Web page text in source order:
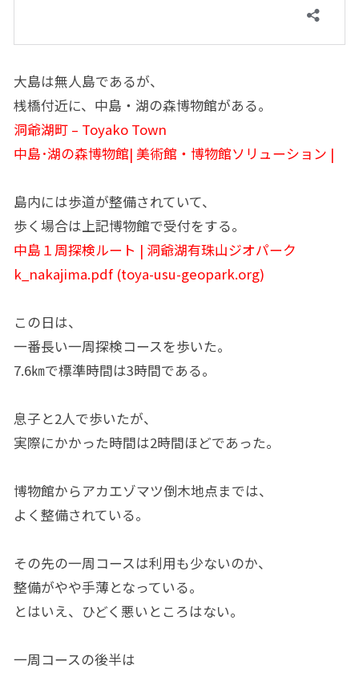
大島は無人島であるが、
桟橋付近に、中島・湖の森博物館がある。
洞爺湖町 – Toyako Town
中島･湖の森博物館| 美術館・博物館ソリューション |
島内には歩道が整備されていて、
歩く場合は上記博物館で受付をする。
中島１周探検ルート | 洞爺湖有珠山ジオパーク
k_nakajima.pdf (toya-usu-geopark.org)
この日は、
一番長い一周探検コースを歩いた。
7.6㎞で標準時間は3時間である。
息子と2人で歩いたが、
実際にかかった時間は2時間ほどであった。
博物館からアカエゾマツ倒木地点までは、
よく整備されている。
その先の一周コースは利用も少ないのか、
整備がやや手薄となっている。
とはいえ、ひどく悪いところはない。
一周コースの後半は